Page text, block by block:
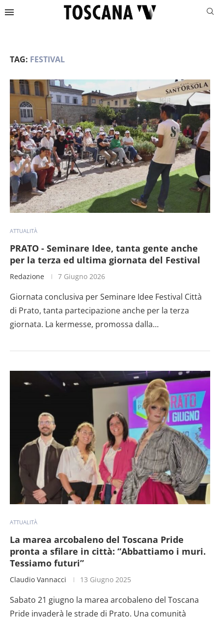
TAG: FESTIVAL
ATTUALITÀ
PRATO - Seminare Idee, tanta gente anche
per la terza ed ultima giornata del Festival
Redazione 7 Giugno 2026
Giornata conclusiva per Seminare Idee Festival Città
di Prato, tanta partecipazione anche per la terza
giornata. La kermesse, promossa dalla…
ATTUALITÀ
La marea arcobaleno del Toscana Pride
pronta a sfilare in città: “Abbattiamo i muri.
Tessiamo futuri”
Claudio Vannacci 13 Giugno 2025
Sabato 21 giugno la marea arcobaleno del Toscana
Pride invaderà le strade di Prato. Una comunità